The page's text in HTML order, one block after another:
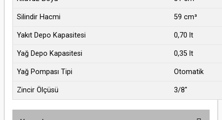
Silindir Hacmi 59 cm³
Yakıt Depo Kapasitesi 0,70 lt
Yağ Depo Kapasitesi 0,35 lt
Yağ Pompası Tipi Otomatik
Zincir Ölçüsü 3/8"